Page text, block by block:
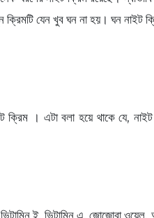
ক্রিমটি যেন খুব ঘন না হয়। ঘন
। এটা বলা হয়ে থাকে যে,